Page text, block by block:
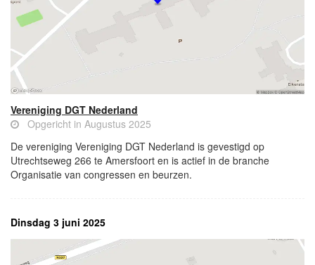
Vereniging DGT Nederland
Opgericht in Augustus 2025
De vereniging Vereniging DGT Nederland is gevestigd op
Utrechtseweg 266 te Amersfoort en is actief in de branche
Organisatie van congressen en beurzen.
Dinsdag 3 juni 2025